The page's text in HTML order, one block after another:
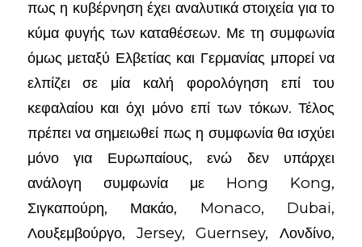
πως η κυβέρνηση έχει αναλυτικά στοιχεία για το
κύμα φυγής των καταθέσεων. Με τη συμφωνία
όμως μεταξύ Ελβετίας και Γερμανίας μπορεί να
ελπίζει σε μία καλή φορολόγηση επί του
κεφαλαίου και όχι μόνο επί των τόκων. Τέλος
πρέπει να σημειωθεί πως η συμφωνία θα ισχύει
μόνο για Ευρωπαίους, ενώ δεν υπάρχει
ανάλογη συμφωνία με Hong Kong,
Σιγκαπούρη, Μακάο, Monaco, Dubai,
Λουξεμβούργο, Jersey, Guernsey, Λονδίνο,